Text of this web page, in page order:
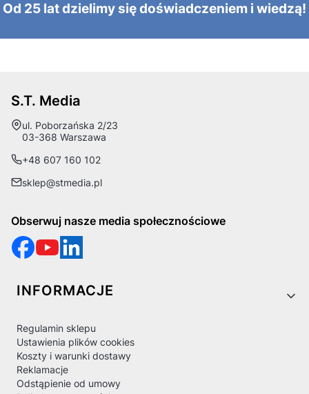
Od 25 lat dzielimy się doświadczeniem i wiedzą!
S.T. Media
Adres:
ul. Poborzańska 2/23
03-368 Warszawa
+48 607 160 102
sklep@stmedia.pl
Obserwuj nasze media społecznościowe
Linki w stopce
INFORMACJE
Regulamin sklepu
Ustawienia plików cookies
Koszty i warunki dostawy
Reklamacje
Odstąpienie od umowy